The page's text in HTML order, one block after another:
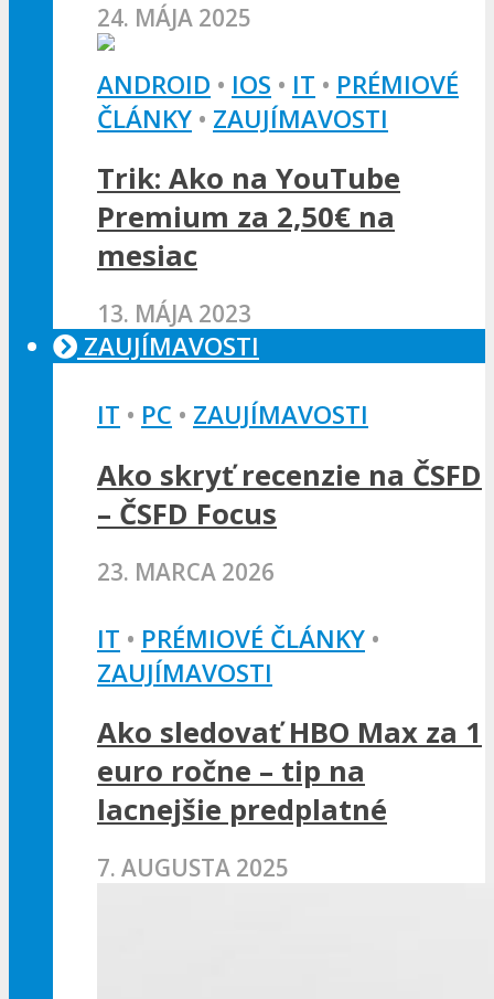
24. MÁJA 2025
ANDROID • IOS • IT • PRÉMIOVÉ
ČLÁNKY • ZAUJÍMAVOSTI
Trik: Ako na YouTube
Premium za 2,50€ na
mesiac
13. MÁJA 2023
ZAUJÍMAVOSTI
IT • PC • ZAUJÍMAVOSTI
Ako skryť recenzie na ČSFD
– ČSFD Focus
23. MARCA 2026
IT • PRÉMIOVÉ ČLÁNKY •
ZAUJÍMAVOSTI
Ako sledovať HBO Max za 1
euro ročne – tip na
lacnejšie predplatné
7. AUGUSTA 2025